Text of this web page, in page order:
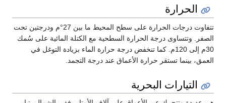
الحرارة
تتفاوت درجات الحرارة على سطح المحيط ما بين 27°م ودرجتين تحت
الصفر. وتتساوى درجة الحرارة السطحية مع الكتلة المائية على سُمك
30م إلى 120م. كما تنخفض درجة حرارة الماء بزيادة التوغل في
العمق، بينما تستقر حرارة الأعماق عند درجة التجمد.
التيارات البحرية